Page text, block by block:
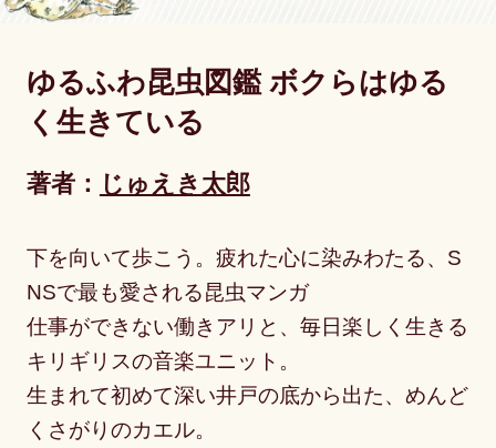
ゆるふわ昆虫図鑑 ボクらはゆる
く生きている
著者： じゅえき太郎
下を向いて歩こう。疲れた心に染みわたる、S
NSで最も愛される昆虫マンガ
仕事ができない働きアリと、毎日楽しく生きる
キリギリスの音楽ユニット。
生まれて初めて深い井戸の底から出た、めんど
くさがりのカエル。